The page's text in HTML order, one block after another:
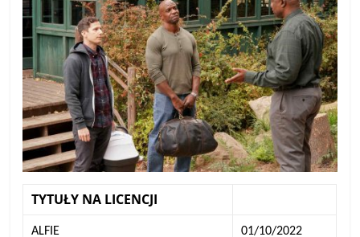
TYTUŁY NA LICENCJI
ALFIE 01/10/2022